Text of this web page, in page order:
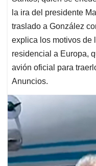
la ira del presidente
traslado a González
explica los motivos de
residencial a Europa,
avión oficial para
Anuncios.